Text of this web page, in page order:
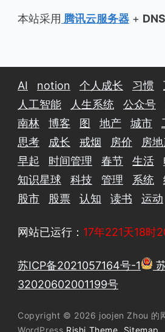
本站采用 腾讯云服务器 +
AI notion 个人成长 习惯
人工智能
人生系统 公众号
南林
博客 图 地产 城市
思考
成长 戒烟 房价 房
早起
时间管理 春节 生活
知识星球
科技 管理 系统
股市
股票 认知 读书 运动
网站已运行： 17年221天18时
苏ICP备2021057164号-1
32020602001199号
Copyright © 2026 joojen Zhou 的
WordPress Rishi Theme Sitemap